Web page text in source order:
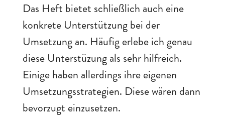
Das Heft bietet schließlich auch eine
konkrete Unterstützung bei der
Umsetzung an. Häufig erlebe ich genau
diese Unterstüzung als sehr hilfreich.
Einige haben allerdings ihre eigenen
Umsetzungsstrategien. Diese wären dann
bevorzugt einzusetzen.